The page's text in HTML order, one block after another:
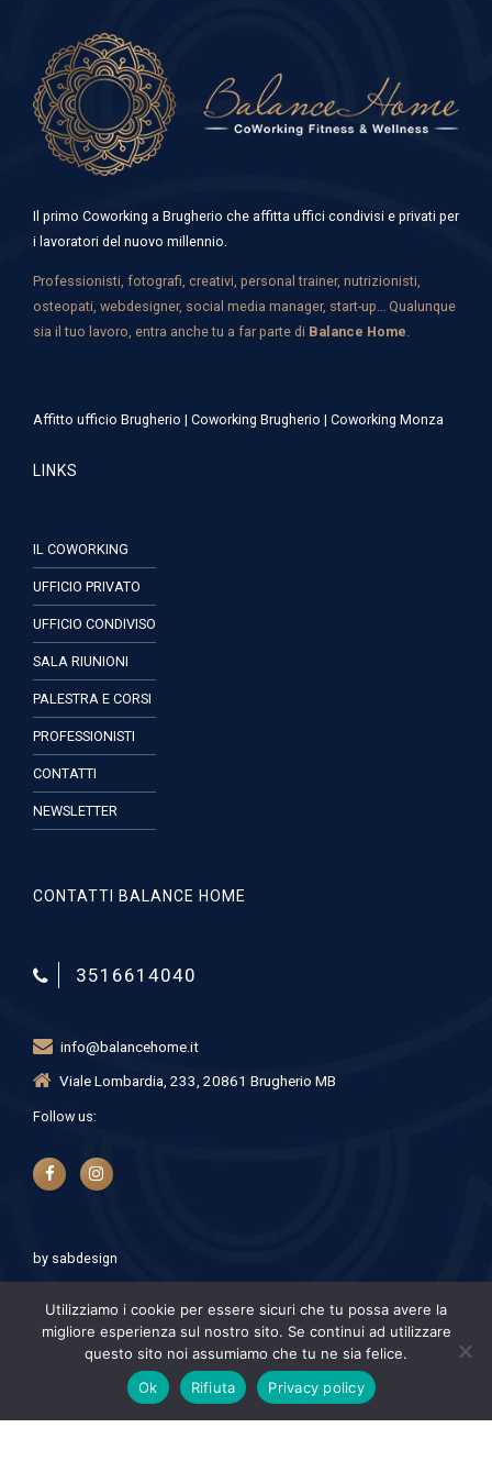
Il primo Coworking a Brugherio che affitta uffici condivisi e privati per
i lavoratori del nuovo millennio.
Professionisti, fotografi, creativi, personal trainer, nutrizionisti,
osteopati, webdesigner, social media manager, start-up… Qualunque
sia il tuo lavoro, entra anche tu a far parte di Balance Home
Affitto ufficio Brugherio | Coworking Brugherio | Coworking Monza
LINKS
IL COWORKING
UFFICIO PRIVATO
UFFICIO CONDIVISO
SALA RIUNIONI
PALESTRA E CORSI
PROFESSIONISTI
CONTATTI
NEWSLETTER
CONTATTI BALANCE HOME
3516614040
info@balancehome.it
Viale Lombardia, 233, 20861 Brugherio MB
Follow us:
by sabdesign
© Balance Home - Coworking Brugherio. P.iva 11528240960
Utilizziamo i cookie per essere sicuri che tu possa avere la
migliore esperienza sul nostro sito. Se continui ad utilizzare
questo sito noi assumiamo che tu ne sia felice.
Ok
Rifiuta Privacy policy